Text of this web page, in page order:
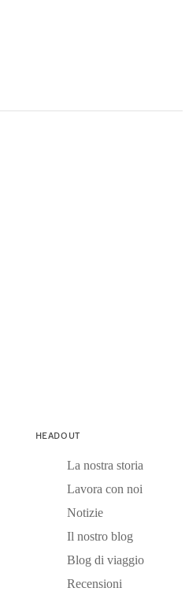
HEADOUT
La nostra storia
Lavora con noi
Notizie
Il nostro blog
Blog di viaggio
Recensioni